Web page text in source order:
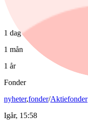
1 dag
1 mån
1 år
Fonder
nyheter,fonder/Aktiefonder
Igår, 15:58